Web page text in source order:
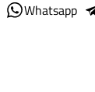
Whatsapp